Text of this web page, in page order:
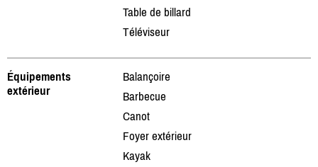
Table de billard
Téléviseur
Équipements
extérieur
Balançoire
Barbecue
Canot
Foyer extérieur
Kayak